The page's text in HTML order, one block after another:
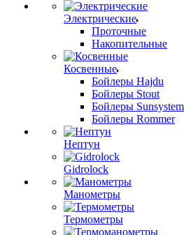
Электрические
Проточные
Накопительные
Косвенные
Бойлеры Hajdu
Бойлеры Stout
Бойлеры Sunsystem
Бойлеры Rommer
Нептун
Gidrolock
Манометры
Термометры